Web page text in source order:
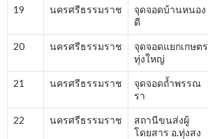
19 นครศรีธรรมราช
จุดจอดบ้านหนอง
ดี
20 นครศรีธรรมราช
จุดจอดแยกเกษตร
ทุ่งใหญ่
21 นครศรีธรรมราช
จุดจอดถ้ำพรรณ
รา
22 นครศรีธรรมราช
สถานีขนส่งผู้
โดยสาร อ.ทุ่งสง